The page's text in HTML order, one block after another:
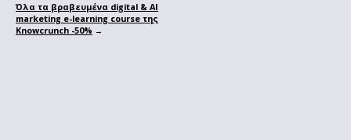
Όλα τα βραβευμένα digital & AI
marketing e-learning course της
Knowcrunch -50% →